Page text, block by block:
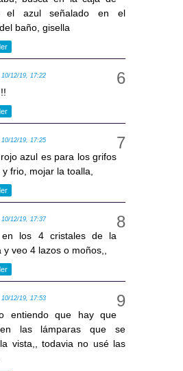
el azul señalado en el
baño, gisella
10/12/19, 17:22
10/12/19, 17:25
azul es para los grifos
frio, mojar la toalla,
10/12/19, 17:37
los 4 cristales de la
y veo 4 lazos o moños,,
10/12/19, 17:53
entiendo que hay que
las lámparas que se
vista,, todavia no usé las